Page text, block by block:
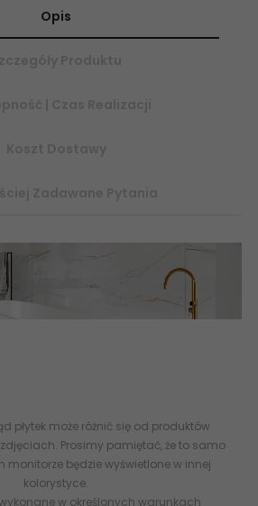
Opis
płytek może różnić się od produktów
Prosimy pamiętać, że to samo
monitorze będzie wyświetlone w innej
kolorystyce.
w określonych warunkach